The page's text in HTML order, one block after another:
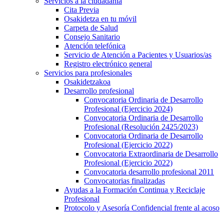
Cita Previa
Osakidetza en tu móvil
Carpeta de Salud
Consejo Sanitario
Atención telefónica
Servicio de Atención a Pacientes y Usuarios/as
Registro electrónico general
Servicios para profesionales
Osakidetzakoa
Desarrollo profesional
Convocatoria Ordinaria de Desarrollo
Profesional (Ejercicio 2024)
Convocatoria Ordinaria de Desarrollo
Profesional (Resolución 2425/2023)
Convocatoria Ordinaria de Desarrollo
Profesional (Ejercicio 2022)
Convocatoria Extraordinaria de Desarrollo
Profesional (Ejercicio 2022)
Convocatoria desarrollo profesional 2011
Convocatorias finalizadas
Ayudas a la Formación Continua y Reciclaje
Profesional
Protocolo y Asesoría Confidencial frente al acoso